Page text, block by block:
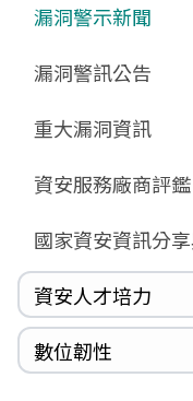
GCB終止支援
漏洞警示新聞
漏洞警訊公告
重大漏洞資訊
Zerologon
MSHTML
Log4shell
WannaCrypt
Heartbleed
資安服務廠商評鑑
國家資安資訊分
資安人才培力
巡迴研討會
CCOE資安實戰人
資安人才培訓服務
資安系列競賽網站
數位韌性